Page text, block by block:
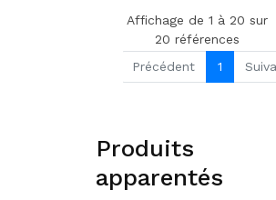
Affichage de 1 à 20 sur
20 références
Précédent
1
Produits
apparentés